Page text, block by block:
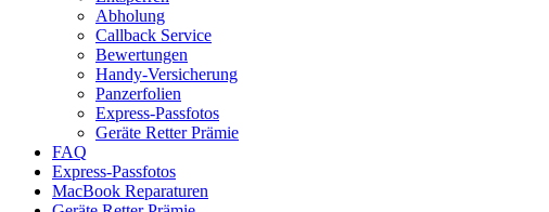
Abholung
Callback Service
Bewertungen
Handy-Versicherung
Panzerfolien
Express-Passfotos
Geräte Retter Prämie
FAQ
Express-Passfotos
MacBook Reparaturen